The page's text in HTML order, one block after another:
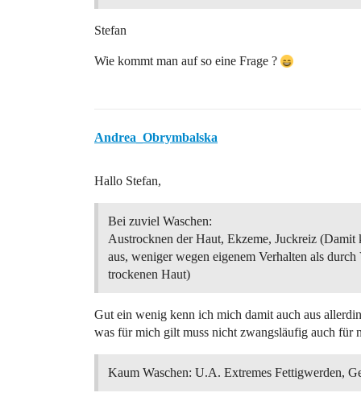
Stefan
Wie kommt man auf so eine Frage ?
Andrea_Obrymbalska
Hallo Stefan,
Bei zuviel Waschen:
Austrocknen der Haut, Ekzeme, Juckreiz (Damit
aus, weniger wegen eigenem Verhalten als durch
trockenen Haut)
Gut ein wenig kenn ich mich damit auch aus
was für mich gilt muss nicht zwangsläufig auch für
Kaum Waschen: U.A. Extremes Fettigwerden,